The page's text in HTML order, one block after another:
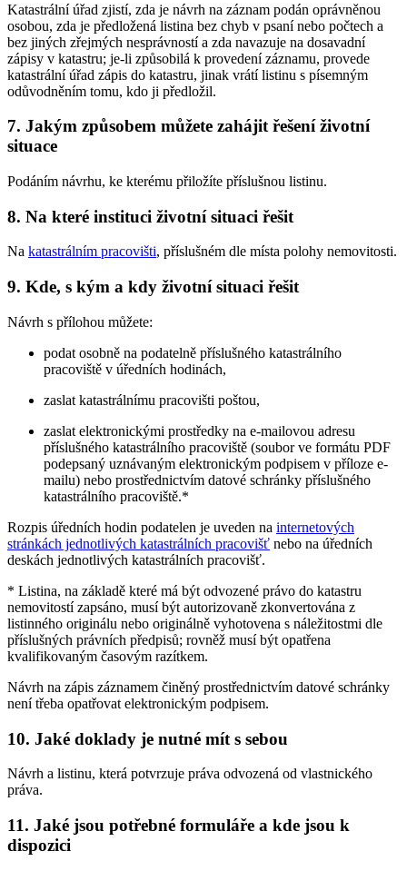
Katastrální úřad zjistí, zda je návrh na záznam podán oprávněnou
osobou, zda je předložená listina bez chyb v psaní nebo počtech a
bez jiných zřejmých nesprávností a zda navazuje na dosavadní
zápisy v katastru; je-li způsobilá k provedení záznamu, provede
katastrální úřad zápis do katastru, jinak vrátí listinu s písemným
odůvodněním tomu, kdo ji předložil.
7. Jakým způsobem můžete zahájit řešení životní
situace
Podáním návrhu, ke kterému přiložíte příslušnou listinu.
8. Na které instituci životní situaci řešit
Na katastrálním pracovišti, příslušném dle místa polohy nemovitosti.
9. Kde, s kým a kdy životní situaci řešit
Návrh s přílohou můžete:
podat osobně na podatelně příslušného katastrálního
pracoviště v úředních hodinách,
zaslat katastrálnímu pracovišti poštou,
zaslat elektronickými prostředky na e-mailovou adresu
příslušného katastrálního pracoviště (soubor ve formátu PDF
podepsaný uznávaným elektronickým podpisem v příloze e-
mailu) nebo prostřednictvím datové schránky příslušného
katastrálního pracoviště.*
Rozpis úředních hodin podatelen je uveden na internetových
stránkách jednotlivých katastrálních pracovišť nebo na úředních
deskách jednotlivých katastrálních pracovišť.
* Listina, na základě které má být odvozené právo do katastru
nemovitostí zapsáno, musí být autorizovaně zkonvertována z
listinného originálu nebo originálně vyhotovena s náležitostmi dle
příslušných právních předpisů; rovněž musí být opatřena
kvalifikovaným časovým razítkem.
Návrh na zápis záznamem činěný prostřednictvím datové schránky
není třeba opatřovat elektronickým podpisem.
10. Jaké doklady je nutné mít s sebou
Návrh a listinu, která potvrzuje práva odvozená od vlastnického
práva.
11. Jaké jsou potřebné formuláře a kde jsou k
dispozici